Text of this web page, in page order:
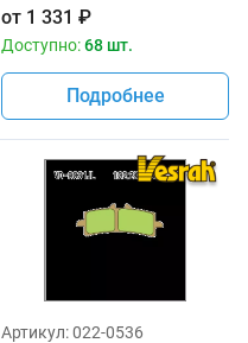
от 1 331 ₽
Доступно:68 шт.
Подробнее
Артикул:022-0536